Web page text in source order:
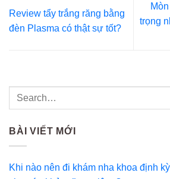
Review tẩy trắng răng bằng
đèn Plasma có thật sự tốt?
trọng
BÀI VIẾT MỚI
Khi nào nên đi khám nha khoa định